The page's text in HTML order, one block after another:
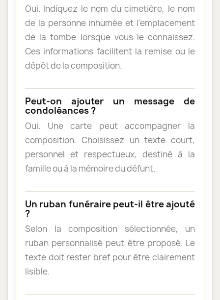
Oui. Indiquez le nom du cimetière, le nom
de la personne inhumée et l’emplacement
de la tombe lorsque vous le connaissez.
Ces informations facilitent la remise ou le
dépôt de la composition.
Peut-on ajouter un message de
condoléances ?
Oui. Une carte peut accompagner la
composition. Choisissez un texte court,
personnel et respectueux, destiné à la
famille ou à la mémoire du défunt.
Un ruban funéraire peut-il être ajouté
?
Selon la composition sélectionnée, un
ruban personnalisé peut être proposé. Le
texte doit rester bref pour être clairement
lisible.